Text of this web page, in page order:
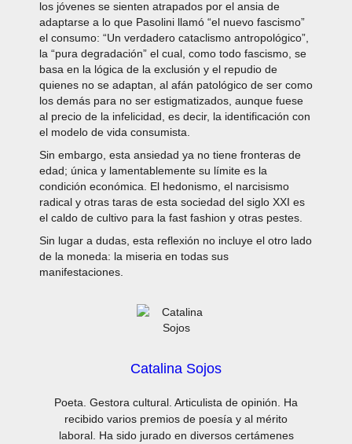
los jóvenes se sienten atrapados por el ansia de
adaptarse a lo que Pasolini llamó “el nuevo fascismo”
el consumo: “Un verdadero cataclismo antropológico”,
la “pura degradación” el cual, como todo fascismo, se
basa en la lógica de la exclusión y el repudio de
quienes no se adaptan, al afán patológico de ser como
los demás para no ser estigmatizados, aunque fuese
al precio de la infelicidad, es decir, la identificación con
el modelo de vida consumista.
Sin embargo, esta ansiedad ya no tiene fronteras de
edad; única y lamentablemente su límite es la
condición económica. El hedonismo, el narcisismo
radical y otras taras de esta sociedad del siglo XXI es
el caldo de cultivo para la fast fashion y otras pestes.
Sin lugar a dudas, esta reflexión no incluye el otro lado
de la moneda: la miseria en todas sus
manifestaciones.
Catalina Sojos
Poeta. Gestora cultural. Articulista de opinión. Ha
recibido varios premios de poesía y al mérito
laboral. Ha sido jurado en diversos certámenes